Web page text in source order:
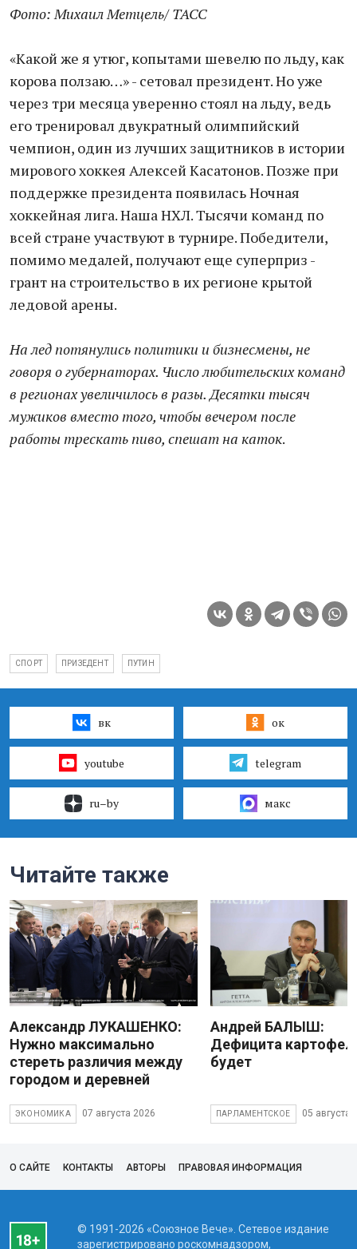
Фото: Михаил Метцель/ ТАСС
«Какой же я утюг, копытами шевелю по льду, как
корова ползаю…» - сетовал президент. Но уже
через три месяца уверенно стоял на льду, ведь
его тренировал двукратный олимпийский
чемпион, один из лучших защитников в истории
мирового хоккея Алексей Касатонов. Позже при
поддержке президента появилась Ночная
хоккейная лига. Наша НХЛ. Тысячи команд по
всей стране участвуют в турнире. Победители,
помимо медалей, получают еще суперприз -
грант на строительство в их регионе крытой
ледовой арены.
На лед потянулись политики и бизнесмены, не
говоря о губернаторах. Число любительских команд
в регионах увеличилось в разы. Десятки тысяч
мужиков вместо того, чтобы вечером после
работы трескать пиво, спешат на каток.
СПОРТ ПРИЗЕДЕНТ ПУТИН
вк ок
youtube telegram
ru–by макс
Читайте также
Александр ЛУКАШЕНКО:
Нужно максимально
стереть различия между
городом и деревней
ЭКОНОМИКА 07 августа 2026
Андрей БАЛЫШ:
Дефицита
будет
ПАРЛАМЕНТСКОЕ 05 августа
О САЙТЕ КОНТАКТЫ АВТОРЫ ПРАВОВАЯ ИНФОРМАЦИЯ
© 1991-2026 «Союзное Вече». Сетевое издание
зарегистрировано роскомнадзором,